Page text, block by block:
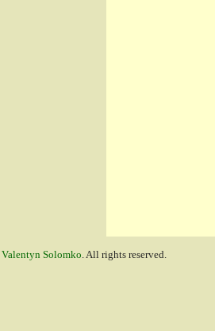
Valentyn Solomko. All rights reserved.